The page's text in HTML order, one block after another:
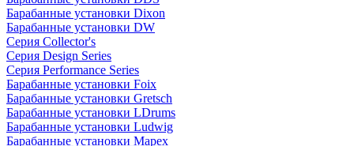
Барабанные установки Dixon
Барабанные установки DW
Серия Collector's
Серия Design Series
Серия Performance Series
Барабанные установки Foix
Барабанные установки Gretsch
Барабанные установки LDrums
Барабанные установки Ludwig
Барабанные установки Mapex